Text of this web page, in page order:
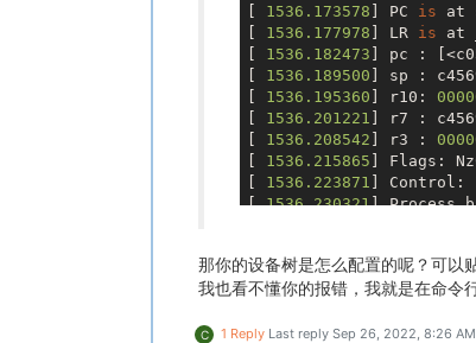
[ 1536.173578 ] PC is at
[ 1536.177978 ] LR is at
[ 1536.182473 ] pc :
[ 1536.189500 ] sp :
[ 1536.195360 ] r10:
[ 1536.201221 ] r7 :
[ 1536.208542 ] r3 :
[ 1536.215865 ] Flags:
[ 1536.223871 ] Control:
[ 1536.230321] Process
那你的设备树是怎么配置的呢？可以
我也看不懂你的报错，我就是在命令
C 1 Reply Last reply Sep 26, 2022, 8:26 AM